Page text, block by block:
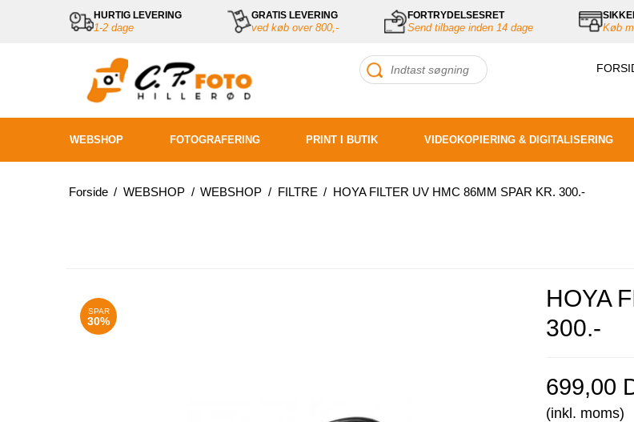
HURTIG LEVERING
1-2 dage
GRATIS LEVERING
ved køb over 800,-
FORTRYDELSESRET
Send tilbage inden 14 dage Køb
WEBSHOP FOTOGRAFERING PRINT I BUTIK VIDEOKOPIERING & DIGITALISERING
Forside / WEBSHOP / WEBSHOP / FILTRE / HOYA FILTER UV HMC 86MM SPAR KR. 300.-
SPAR
30%
HOYA
300.-
699,00
(inkl. moms)